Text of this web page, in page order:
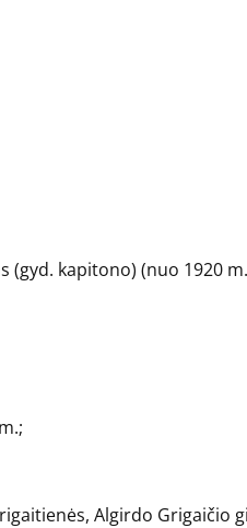
kapitono) (nuo 1920
Algirdo Grigaičio